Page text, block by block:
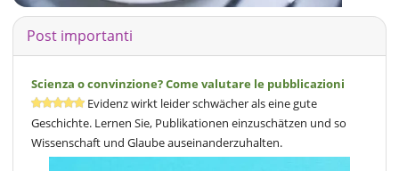
Post importanti
Scienza o convinzione? Come valutare le pubblicazioni
Evidenz wirkt leider schwächer als eine gute
Geschichte. Lernen Sie, Publikationen einzuschätzen und so
Wissenschaft und Glaube auseinanderzuhalten.